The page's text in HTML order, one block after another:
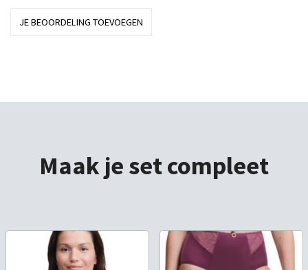
JE BEOORDELING TOEVOEGEN
Maak je set compleet